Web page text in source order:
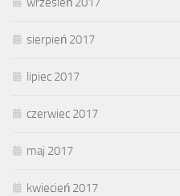
sierpień 2017
lipiec 2017
czerwiec 2017
maj 2017
kwiecień 2017